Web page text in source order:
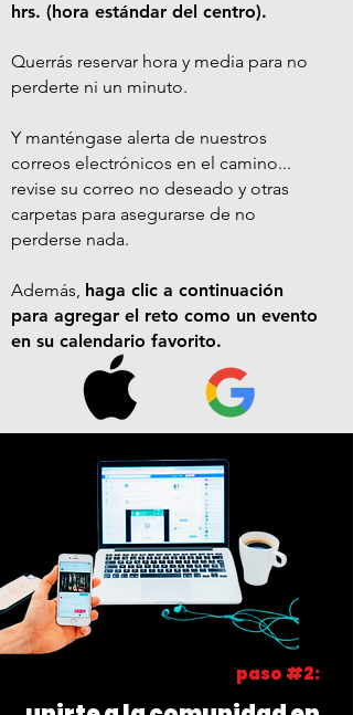
hrs. (hora estándar del centro).
Querrás reservar hora y media para no
perderte ni un minuto.
Y manténgase alerta de nuestros
correos electrónicos en el camino...
revise su correo no deseado y otras
carpetas para asegurarse de no
perderse nada.
Además, haga clic a continuación
para agregar el reto como un evento
en su calendario favorito.
paso #2: